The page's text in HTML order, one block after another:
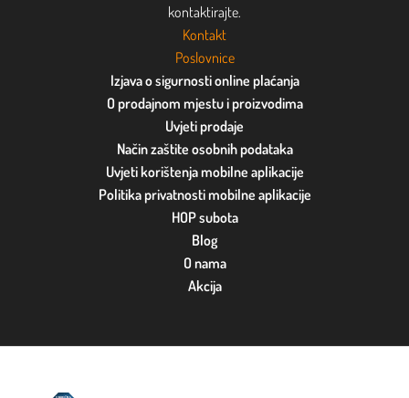
kontaktirajte.
Kontakt
Poslovnice
Izjava o sigurnosti online plaćanja
O prodajnom mjestu i proizvodima
Uvjeti prodaje
Način zaštite osobnih podataka
Uvjeti korištenja mobilne aplikacije
Politika privatnosti mobilne aplikacije
HOP subota
Blog
O nama
Akcija